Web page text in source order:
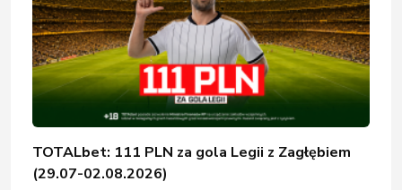
TOTALbet: 111 PLN za gola Legii z Zagłębiem
(29.07-02.08.2026)